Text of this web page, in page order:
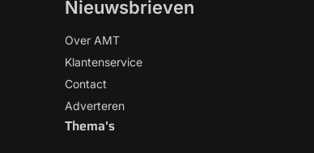
Nieuwsbrieven
Over AMT
Klantenservice
Contact
Adverteren
Thema's